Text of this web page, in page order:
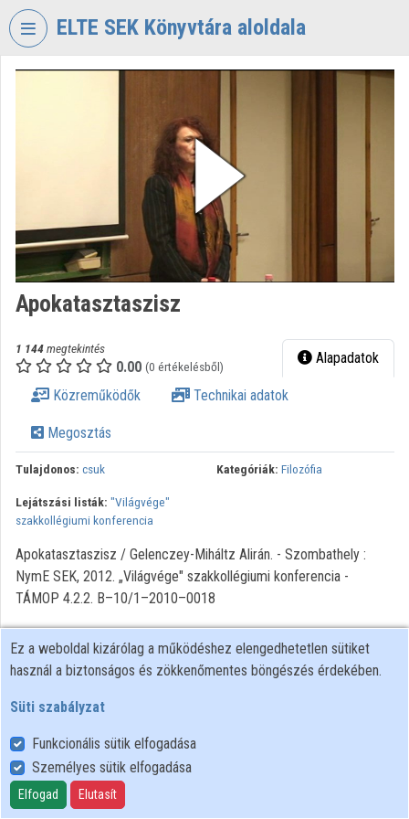
Fejléc kihagyása
ELTE SEK Könyvtára aloldala
LEVÉLTÁR
Intézményi kezdőlap
Bejelentkezés
Intézményi felfedezés
Kategóriák
Intézményi listák
Intézmények
Közreműködők
Apokatasztaszisz
1 144megtekintés
0.00 (0 értékelésből) Alapadatok
Közreműködők Technikai adatok
Megosztás
Tulajdonos: csuk Kategóriák: Filozófia
Lejátszási listák: "Világvége"
szakkollégiumi konferencia
Apokatasztaszisz / Gelenczey-Miháltz Alirán. - Szombathely :
NymE SEK, 2012. „Világvége" szakkollégiumi konferencia -
TÁMOP 4.2.2. B–10/1–2010–0018
Felhasználói szabályzat
Adatkezelési tájékoztató
Süti szabályzat
Ez a weboldal kizárólag a működéshez elengedhetetlen sütiket
használ a biztonságos és zökkenőmentes böngészés érdekében.
Süti szabályzat
Funkcionális sütik elfogadása
Személyes sütik elfogadása
Elfogad Elutasít